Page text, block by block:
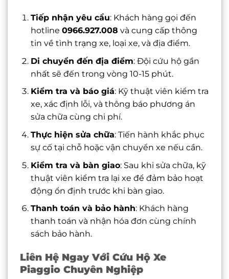
Tiếp nhận yêu cầu: Khách hàng gọi đến
hotline 0966.927.008 và cung cấp thông
tin về tình trạng xe, loại xe, và địa điểm.
Di chuyển đến địa điểm: Đội cứu hộ gần
nhất sẽ đến trong vòng 10-15 phút.
Kiểm tra và báo giá: Kỹ thuật viên kiểm tra
xe, xác định lỗi, và thông báo phương án
sửa chữa cùng chi phí.
Thực hiện sửa chữa: Tiến hành khắc phục
sự cố tại chỗ hoặc vận chuyển xe nếu cần.
Kiểm tra và bàn giao: Sau khi sửa chữa, kỹ
thuật viên kiểm tra lại xe để đảm bảo hoạt
động ổn định trước khi bàn giao.
Thanh toán và bảo hành: Khách hàng
thanh toán và nhận hóa đơn cùng chính
sách bảo hành.
Liên Hệ Ngay Với Cứu Hộ Xe
Piaggio Chuyên Nghiệp